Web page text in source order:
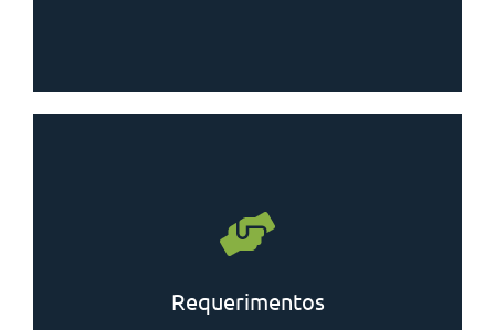
Saiba mais
Requerimentos